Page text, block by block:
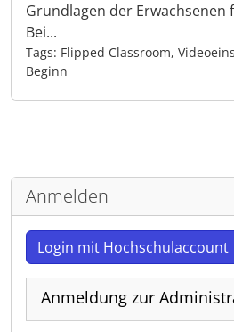
Grundlagen der Erwachsenen
Bei...
Tags: Flipped Classroom,
Beginn
Anmelden
Login mit Hochschulaccount
Anmeldung zur